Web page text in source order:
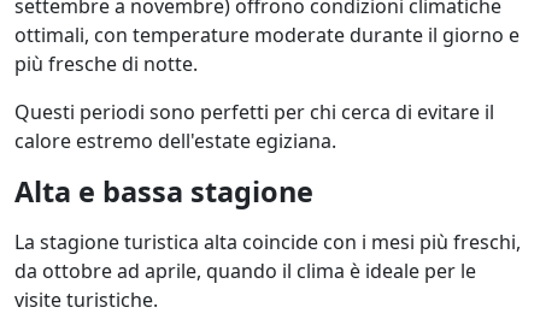
settembre a novembre) offrono condizioni climatiche
ottimali, con temperature moderate durante il giorno e
più fresche di notte.
Questi periodi sono perfetti per chi cerca di evitare il
calore estremo dell'estate egiziana.
Alta e bassa stagione
La stagione turistica alta coincide con i mesi più freschi,
da ottobre ad aprile, quando il clima è ideale per le
visite turistiche.